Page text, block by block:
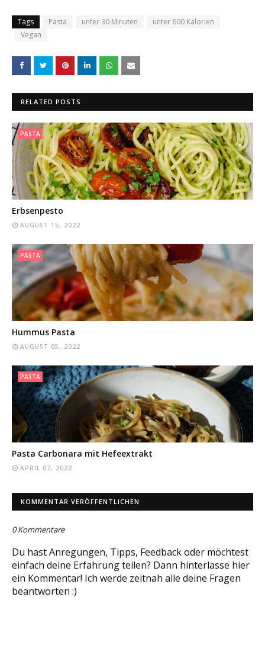
Tags Pasta unter 30 Minuten
unter 600 Kalorien
Vegan
RELATED POSTS
PASTA
Erbsenpesto
AUGUST 15, 2022
PASTA
Hummus Pasta
AUGUST 05, 2022
PASTA
Pasta Carbonara mit Hefeextrakt
APRIL 07, 2022
KOMMENTAR VERÖFFENTLICHEN
0 Kommentare
Du hast Anregungen, Tipps, Feedback oder möchtest
einfach deine Erfahrung teilen? Dann hinterlasse hier
ein Kommentar! Ich werde zeitnah alle deine Fragen
beantworten :)